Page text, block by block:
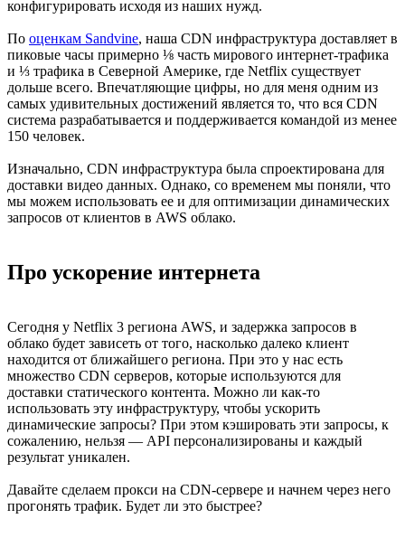
конфигурировать исходя из наших нужд.
По оценкам Sandvine, наша CDN инфраструктура доставляет в
пиковые часы примерно ⅛ часть мирового интернет-трафика
и ⅓ трафика в Северной Америке, где Netflix существует
дольше всего. Впечатляющие цифры, но для меня одним из
самых удивительных достижений является то, что вся CDN
система разрабатывается и поддерживается командой из менее
150 человек.
Изначально, CDN инфраструктура была спроектирована для
доставки видео данных. Однако, со временем мы поняли, что
мы можем использовать ее и для оптимизации динамических
запросов от клиентов в AWS облако.
Про ускорение интернета
Сегодня у Netflix 3 региона AWS, и задержка запросов в
облако будет зависеть от того, насколько далеко клиент
находится от ближайшего региона. При это у нас есть
множество CDN серверов, которые используются для
доставки статического контента. Можно ли как-то
использовать эту инфраструктуру, чтобы ускорить
динамические запросы? При этом кэшировать эти запросы, к
сожалению, нельзя — API персонализированы и каждый
результат уникален.
Давайте сделаем прокси на CDN-сервере и начнем через него
прогонять трафик. Будет ли это быстрее?